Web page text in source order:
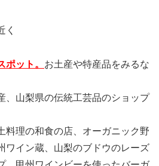
く
ポット。 お土産や特産品をみるな
、山梨県の伝統工芸品のショップ
料理の和食の店、オーガニック野
ワイン蔵、山梨のブドウのレーズ